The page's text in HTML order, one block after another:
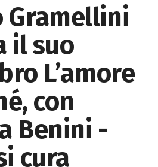
Gramellini
il suo
L’amore
con
Benini -
cura